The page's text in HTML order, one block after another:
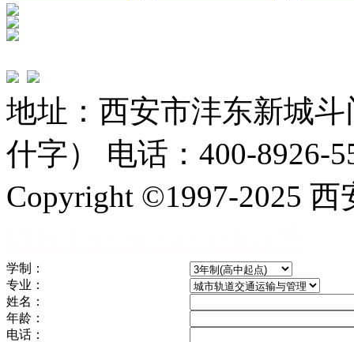
地址：西安市沣东新城
什字） 电话：400-8926-
Copyright ©1997-2025
学制：
专业：
姓名：
年龄：
电话：